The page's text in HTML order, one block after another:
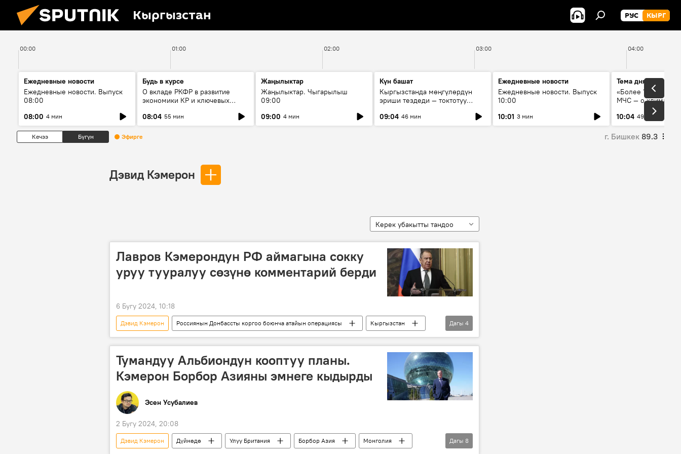
Кыргызстан РУС КЫРГ
00:00 01:00 02:00 03:00 04:00
Ежедневные новости
Ежедневные новости. Выпуск
08:00
08:00 4 мин
Будь в курсе
О вкладе РКФР в развитие
экономики КР и ключевых
08:04 55 мин
Жаңылыктар
Жаңылыктар. Чыгарылыш
09:00
09:00 4 мин
Күн башат
Кыргызстанда мөңгүлөрдүн
эриши тездеди — токтотуу
09:04 46 мин
Ежедневные новости
Ежедневные новости. Выпуск
10:00
10:01 3 мин
Тема дня
«Более 1200 сёл в
МЧС — о климате,
системе
населения
10:04 49 мин
Кечээ Бүгүн Эфирге г. Бишкек 89.3
Дэвид Кэмерон
Керек убакытты тандоо
Лавров Кэмерондун РФ аймагына сокку
уруу тууралуу сөзүнө комментарий берди
6 Бугу 2024, 10:18
Дэвид Кэмерон Россиянын Донбассты коргоо боюнча атайын операциясы
Кыргызстан
Сергей Лавров
Россия Украина фронт
Дагы 4
Тумандуу Альбиондун кооптуу планы.
Кэмерон Борбор Азияны эмнеге кыдырды
Эсен Усубалиев
2 Бугу 2024, 20:08
Дэвид Кэмерон Дүйнөдө Улуу Британия Борбор Азия
Монголия
Дагы 8